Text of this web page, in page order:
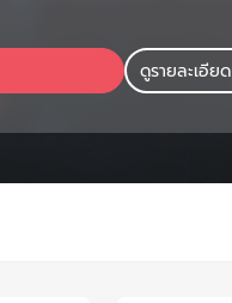
ดูรายละเอียด